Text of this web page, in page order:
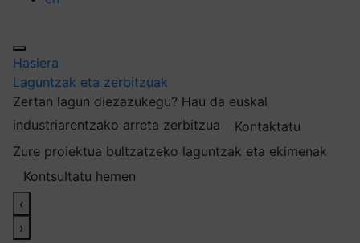
Hasiera
Laguntzak eta zerbitzuak
Zertan lagun diezazukegu? Hau da euskal
industriarentzako arreta zerbitzua
Kontaktatu
Zure proiektua bultzatzeko laguntzak eta ekimenak
Kontsultatu hemen
‹
›